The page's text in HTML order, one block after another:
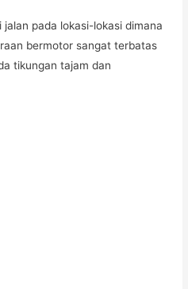
pada lokasi-lokasi dimana
bermotor sangat terbatas
tikungan tajam dan